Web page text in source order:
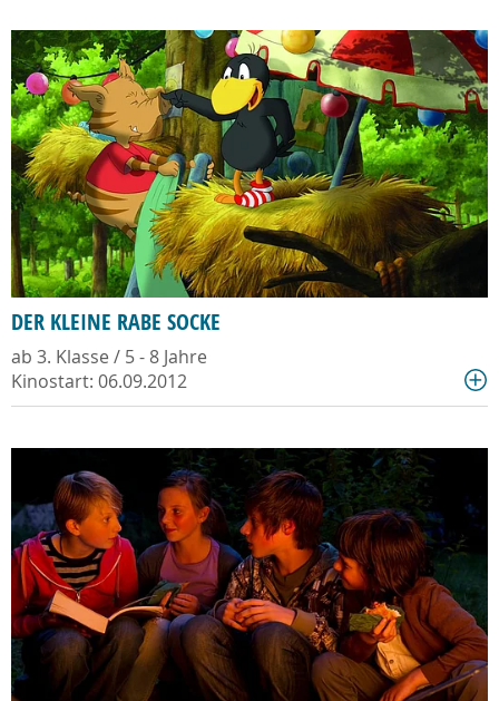
DER KLEINE RABE SOCKE
ab 3. Klasse / 5 - 8 Jahre
Kinostart: 06.09.2012